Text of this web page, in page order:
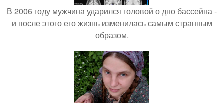
В 2006 году мужчина ударился головой о дно бассейна -
и после этого его жизнь изменилась самым странным
образом.